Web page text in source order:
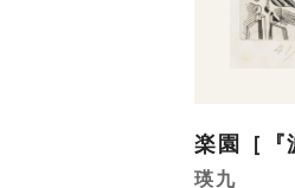
楽園［『
瑛九